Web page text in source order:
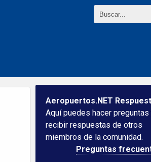
Aeropuertos.NET
Aquí puedes hacer preguntas
recibir respuestas de otros
miembros de la comunidad.
Preguntas